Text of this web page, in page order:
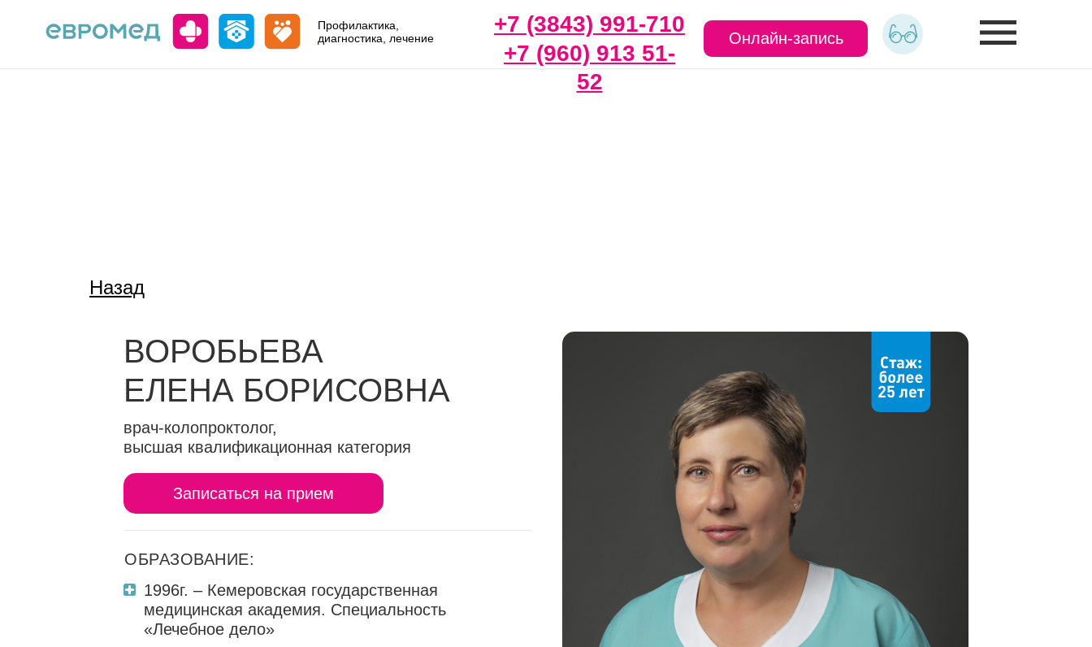
Профилактика,
диагностика, лечение
+7 (3843) 991-710
Онлайн-запись
+7 (960) 913 51-
52
ВОРОБЬЕВА
ЕЛЕНА БОРИСОВНА
Назад
врач-колопроктолог,
высшая квалификационная категория
ОБРАЗОВАНИЕ:
1996г. – Кемеровская государственная
медицинская академия. Специальность
«Лечебное дело»
Записаться на прием